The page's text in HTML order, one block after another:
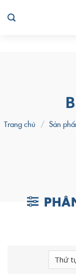
to
Trang chủ / Sản